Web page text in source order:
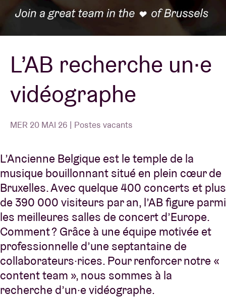
Location de salles
BRDCST
ABtv
Chèque-concert
À propos de l'AB
Contact
L’AB recherche un·e
vidéographe
MER 20 MAI 26 | Postes vacants
L’Ancienne Belgique est le temple de la
musique bouillonnant situé en plein cœur de
Bruxelles. Avec quelque 400 concerts et plus
de 390 000 visiteurs par an, l’AB figure parmi
les meilleures salles de concert d’Europe.
Comment ? Grâce à une équipe motivée et
professionnelle d’une septantaine de
collaborateurs·rices. Pour renforcer notre «
content team », nous sommes à la
recherche d’un·e vidéographe.